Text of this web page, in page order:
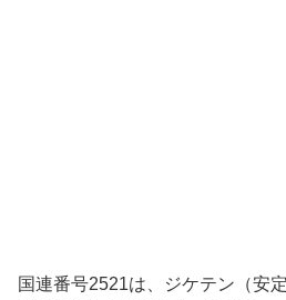
国連番号2521は、ジケテン（安